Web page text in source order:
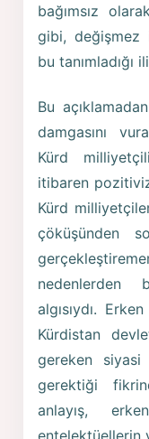
bağımsız
gibi, değişmez
bu tanımladığı
Bu
damgasını
Kürd
itibaren
Kürd
çöküşünden
algısıydı.
Kürdistan
gereken siyasi
gerektiği
anlayış,
entelektüellerin